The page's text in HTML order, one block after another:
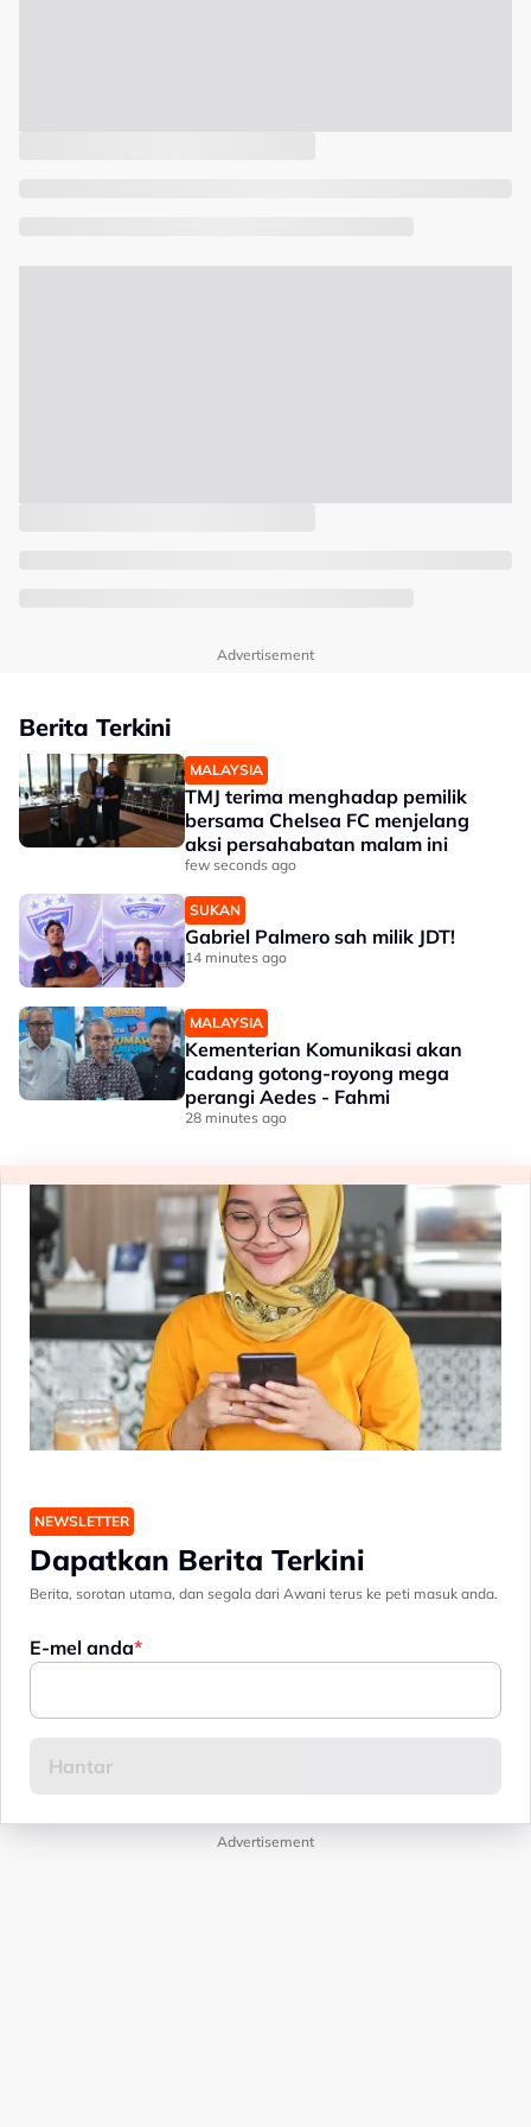
Advertisement
Berita Terkini
MALAYSIA
TMJ terima menghadap pemilik
bersama Chelsea FC menjelang
aksi persahabatan malam ini
few seconds ago
SUKAN
Gabriel Palmero sah milik JDT!
14 minutes ago
MALAYSIA
Kementerian Komunikasi akan
cadang gotong-royong mega
perangi Aedes - Fahmi
28 minutes ago
NEWSLETTER
Dapatkan Berita Terkini
Berita, sorotan utama, dan segala dari Awani terus ke peti masuk anda.
E-mel anda
Advertisement